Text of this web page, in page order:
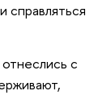
справляться
с